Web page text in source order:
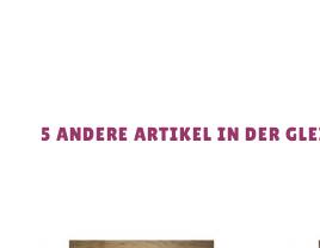
5 ANDERE ARTIKEL IN DER